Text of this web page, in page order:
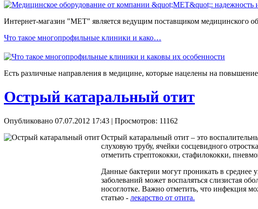
Интернет-магазин "МЕТ" является ведущим поставщиком медицинского
Что такое многопрофильные клиники и како…
Есть различные направления в медицине, которые нацелены на
Острый катаральный отит
Опубликовано 07.07.2012 17:43 | Просмотров: 11162
Острый катаральный отит – это
слуховую трубу, ячейки сосцевидного
отметить стрептококки, стафилококки,
Данные бактерии могут проникать в среднее
заболеваний может воспаляться слизистая
носоглотке. Важно отметить, что инфекция
статью - лекарство от отита.